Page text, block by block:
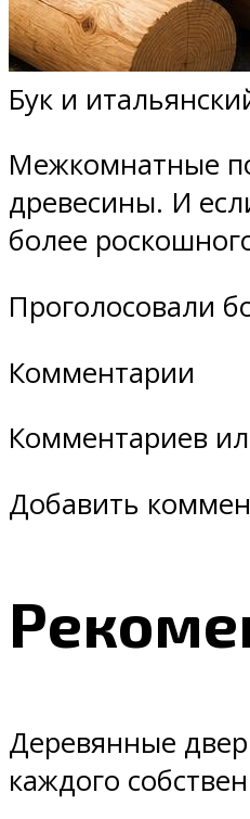
Бук и
Межкомнатные
древесины. И
более
Проголосовали
Комментарии
Комментариев
Добавить
Деревянные
каждого